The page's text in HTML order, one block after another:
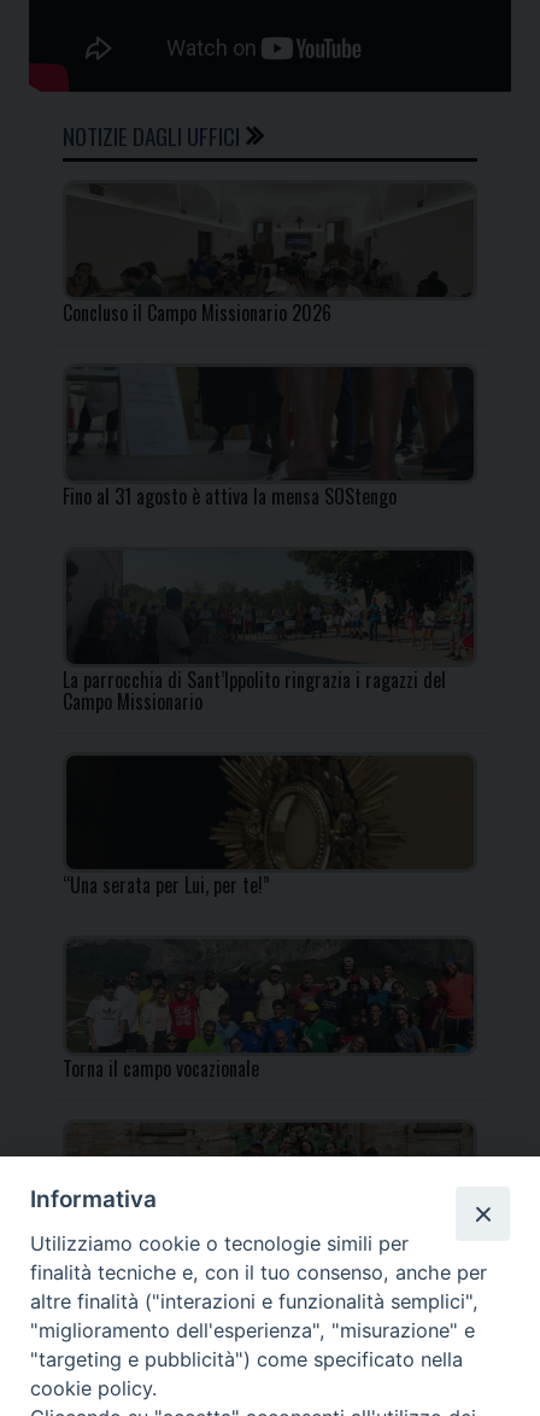
NOTIZIE DAGLI UFFICI
Concluso il Campo Missionario 2026
Fino al 31 agosto è attiva la mensa SOStengo
La parrocchia di Sant’Ippolito ringrazia i ragazzi del
Campo Missionario
“Una serata per Lui, per te!”
Torna il campo vocazionale
Torna il Campo Missionario Diocesano
_____________________________________________________
Informativa
Utilizziamo cookie o tecnologie simili per
finalità tecniche e, con il tuo consenso, anche per
altre finalità ("interazioni e funzionalità semplici",
"miglioramento dell'esperienza", "misurazione" e
"targeting e pubblicità") come specificato nella
cookie policy.